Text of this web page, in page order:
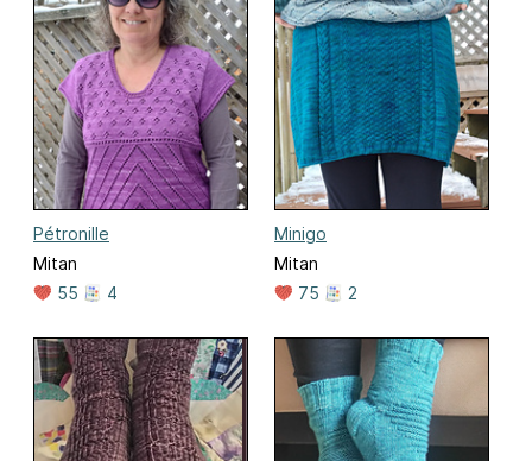
Pétronille
Mitan
55
4
Minigo
Mitan
75
2